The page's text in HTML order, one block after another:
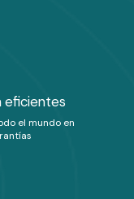
eficientes
el mundo en